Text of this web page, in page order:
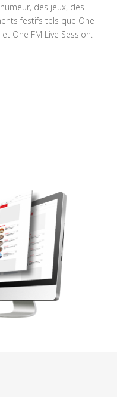
des jeux, des
festifs tels que One
One FM Live Session.